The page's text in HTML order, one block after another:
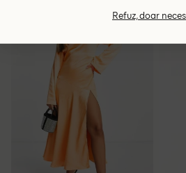
Refuz, doar